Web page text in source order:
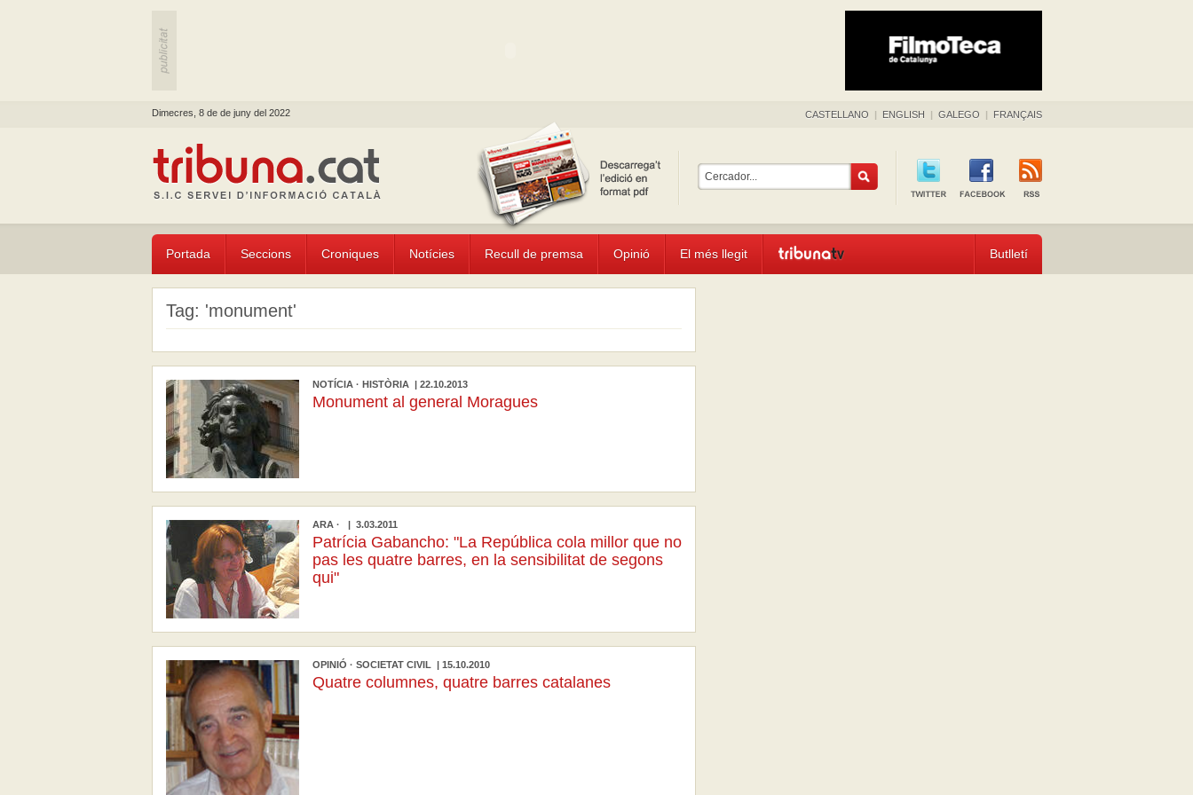
Dimecres, 8 de de juny del 2022 CASTELLANO | ENGLISH | GALEGO | FRANÇAIS
Portada Seccions Croniques Notícies Recull de premsa Opinió El més llegit Butlletí
Tag: 'monument'
NOTÍCIA · HISTÒRIA | 22.10.2013
Monument al general Moragues
ARA · | 3.03.2011
Patrícia Gabancho: "La República cola millor que no
pas les quatre barres, en la sensibilitat de segons
qui"
OPINIÓ · SOCIETAT CIVIL | 15.10.2010
Quatre columnes, quatre barres catalanes